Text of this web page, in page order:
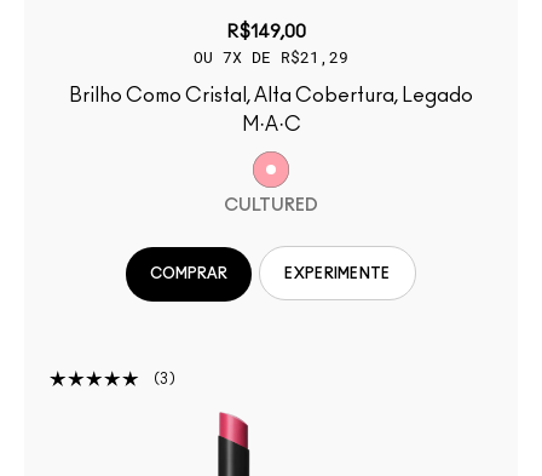
R$149,00
OU 7X DE R$21,29
Brilho Como Cristal, Alta Cobertura, Legado
M·A·C
CULTURED
COMPRAR EXPERIMENTE
3